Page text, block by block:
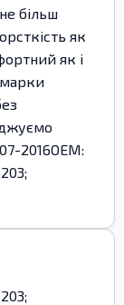
більш
як
як і
марки
2016OEM: